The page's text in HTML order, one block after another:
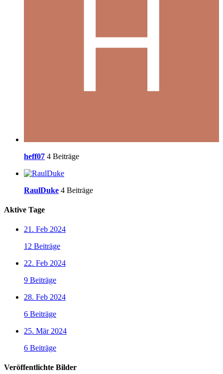
heff07 4 Beiträge
RaulDuke 4 Beiträge
Aktive Tage
21. Feb 2024
12 Beiträge
22. Feb 2024
9 Beiträge
28. Feb 2024
6 Beiträge
25. Mär 2024
6 Beiträge
Veröffentlichte Bilder